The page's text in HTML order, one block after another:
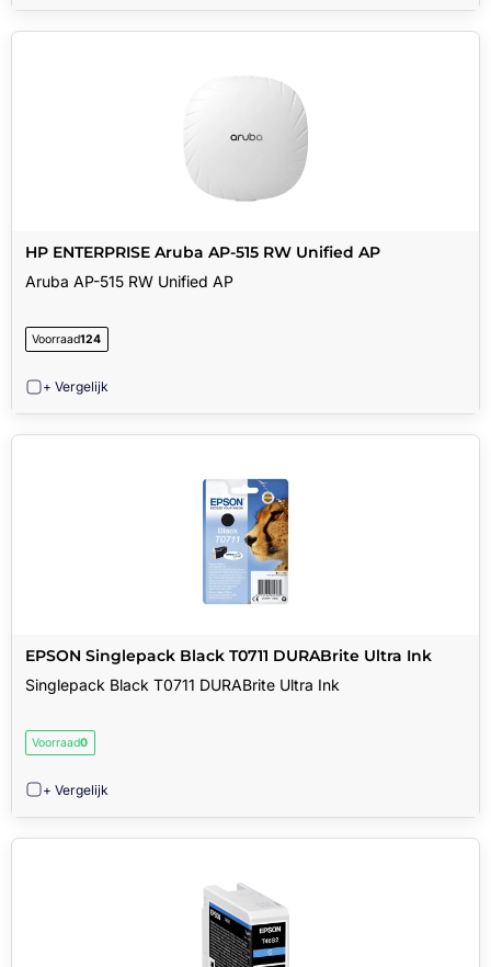
HP ENTERPRISE Aruba AP-515 RW Unified AP
Aruba AP-515 RW Unified AP
Voorraad124
+ Vergelijk
EPSON Singlepack Black T0711 DURABrite Ultra Ink
Singlepack Black T0711 DURABrite Ultra Ink
Voorraad0
+ Vergelijk